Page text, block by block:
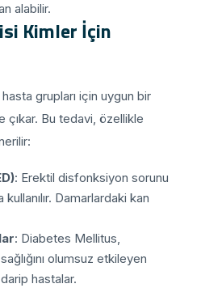
alabilir.
Kimler İçin
grupları için uygun bir
Bu tedavi, özellikle
: Erektil disfonksiyon sorunu
Damarlardaki kan
: Diabetes Mellitus,
olumsuz etkileyen
hastalar.